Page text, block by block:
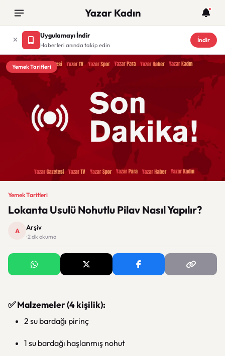
Yazar Kadın
Uygulamayı İndir
Haberleri anında takip edin
İndir
Yemek Tarifleri
Yemek Tarifleri
Lokanta Usulü Nohutlu Pilav Nasıl Yapılır?
A Arşiv
· 2 dk okuma
✅ Malzemeler (4 kişilik):
2 su bardağı pirinç
1 su bardağı haşlanmış nohut